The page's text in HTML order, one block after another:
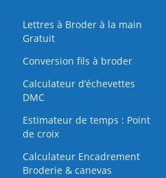
Lettres à Broder à la main
Gratuit
Conversion fils à broder
Calculateur d’échevettes
DMC
Estimateur de temps : Point
de croix
Calculateur Encadrement
Broderie & canevas